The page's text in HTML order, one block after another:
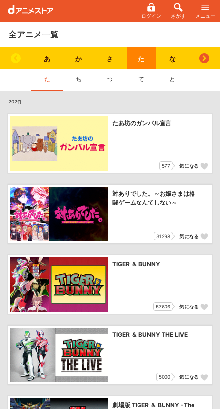
ログイン さがす メニュー
全アニメ一覧
あ か さ た な は
た ち つ て と
202件
たあ坊のガンバル宣言
577 気になる
対ありでした。～お嬢さまは格
闘ゲームなんてしない～
31298 気になる
TIGER ＆ BUNNY
57606 気になる
TIGER ＆ BUNNY THE LIVE
5000 気になる
劇場版 TIGER ＆ BUNNY -The